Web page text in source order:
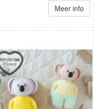
Meer info